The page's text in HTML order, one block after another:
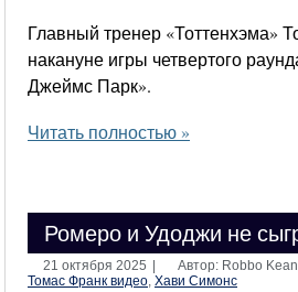
Главный тренер «Тоттенхэма»
накануне игры четвертого
Джеймс Парк».
Читать полностью »
Ромеро и Удоджи не
21 октября 2025 Автор: Robbo
Томас Франк видео, Хави Симонс